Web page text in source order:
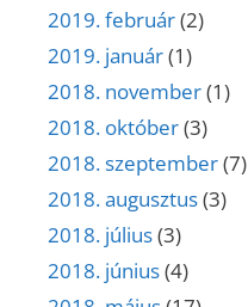
2019. február(2)
2019. január(1)
2018. november(1)
2018. október(3)
2018. szeptember(7)
2018. augusztus(3)
2018. július(3)
2018. június(4)